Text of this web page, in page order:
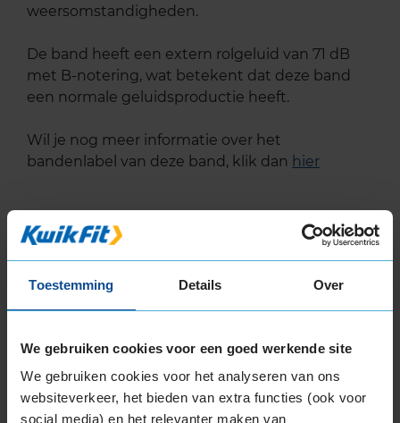
Toestemming Details Over
We gebruiken cookies voor een goed werkende site
We gebruiken cookies voor het analyseren van ons
websiteverkeer, het bieden van extra functies (ook voor
social media) en het relevanter maken van
weersomstandigheden.
De band heeft een extern rolgeluid van 71 dB
met B-notering, wat betekent dat deze band
een normale geluidsproductie heeft.
Wil je nog meer informatie over het
bandenlabel van deze band, klik dan hier
Bandenmontagepakketten
Kies je
bandenmaat omvang (inch)